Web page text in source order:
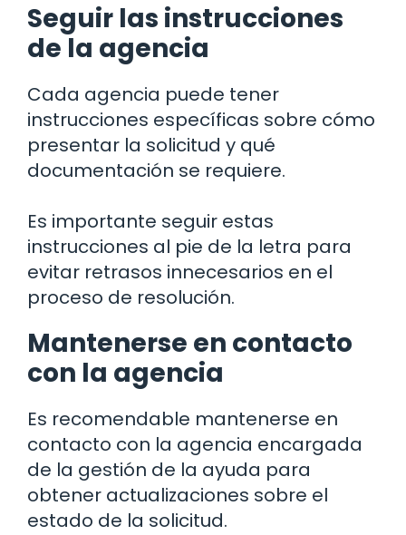
Seguir las instrucciones
de la agencia
Cada agencia puede tener
instrucciones específicas sobre cómo
presentar la solicitud y qué
documentación se requiere.
Es importante seguir estas
instrucciones al pie de la letra para
evitar retrasos innecesarios en el
proceso de resolución.
Mantenerse en contacto
con la agencia
Es recomendable mantenerse en
contacto con la agencia encargada
de la gestión de la ayuda para
obtener actualizaciones sobre el
estado de la solicitud.